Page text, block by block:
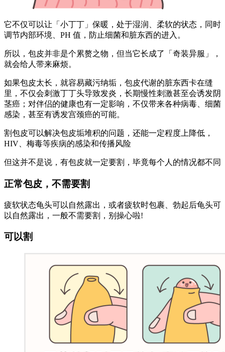
它不仅可以让「小丁丁」保暖，处于湿润、柔软的状态，同时
调节内部环境、PH 值，防止细菌和脏东西的进入。
所以，包皮并非是个累赘之物，但当它长成了「奇装异服」，
就会给人带来麻烦。
如果包皮太长，就容易藏污纳垢，包皮代谢的脏东西卡在缝
里，不仅会刺激丁丁头导致发炎，长期慢性刺激甚至会诱发阴
茎癌；对伴侣的健康也有一定影响，不仅带来各种病毒、细菌
感染，甚至有诱发宫颈癌的可能。
割包皮可以解决包皮垢堆积的问题，还能一定程度上降低，
HIV、梅毒等疾病的感染和传播风险
但这并不是说，有包皮就一定要割，毕竟每个人的情况都不同
正常包皮，不需要割
疲软状态龟头可以自然露出，或者疲软时包裹、勃起后龟头可
以自然露出，一般不需要割，别操心啦!
可以割